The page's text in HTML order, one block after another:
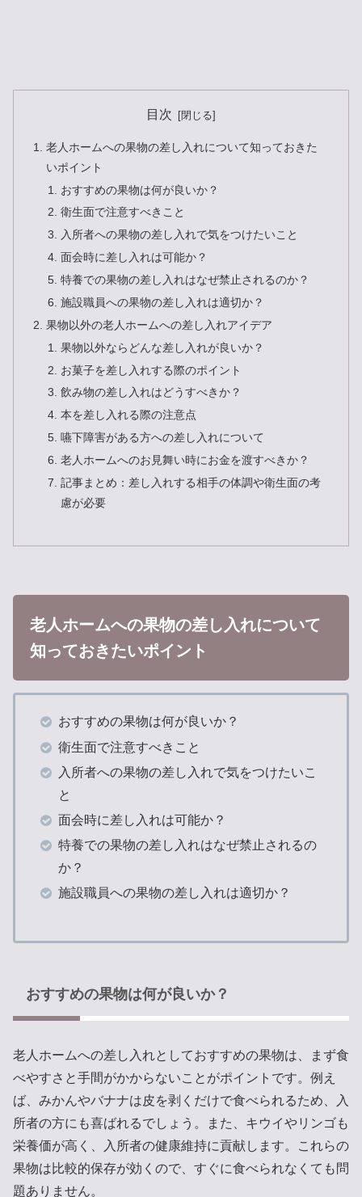
目次
老人ホームへの果物の差し入れについて知っておきた
いポイント
おすすめの果物は何が良いか？
衛生面で注意すべきこと
入所者への果物の差し入れで気をつけたいこと
面会時に差し入れは可能か？
特養での果物の差し入れはなぜ禁止されるのか？
施設職員への果物の差し入れは適切か？
果物以外の老人ホームへの差し入れアイデア
果物以外ならどんな差し入れが良いか？
お菓子を差し入れする際のポイント
飲み物の差し入れはどうすべきか？
本を差し入れる際の注意点
嚥下障害がある方への差し入れについて
老人ホームへのお見舞い時にお金を渡すべきか？
記事まとめ：差し入れする相手の体調や衛生面の考
慮が必要
老人ホームへの果物の差し入れについて
知っておきたいポイント
おすすめの果物は何が良いか？
衛生面で注意すべきこと
入所者への果物の差し入れで気をつけたいこ
と
面会時に差し入れは可能か？
特養での果物の差し入れはなぜ禁止されるの
か？
施設職員への果物の差し入れは適切か？
おすすめの果物は何が良いか？
老人ホームへの差し入れとしておすすめの果物は、まず食
べやすさと手間がかからないことがポイントです。例え
ば、みかんやバナナは皮を剥くだけで食べられるため、入
所者の方にも喜ばれるでしょう。また、キウイやリンゴも
栄養価が高く、入所者の健康維持に貢献します。これらの
果物は比較的保存が効くので、すぐに食べられなくても問
題ありません。